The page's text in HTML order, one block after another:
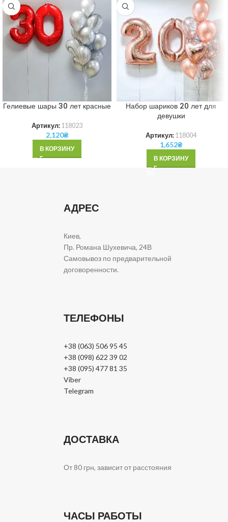
Гелиевые шары 30 лет красные
Артикул: 118023
2,120₴
В КОРЗИНУ
Набор шариков 20 лет для
девушки
Артикул: 118004
1,652₴
В КОРЗИНУ
АДРЕС
Киев,
Пр. Романа Шухевича, 24В
Самовывоз по предварительной
договоренности.
ТЕЛЕФОНЫ
+38 (063) 506 95 45
+38 (098) 622 39 02
+38 (095) 477 81 35
Viber
Telegram
ДОСТАВКА
От 80 грн, зависит от расстояния
ЧАСЫ РАБОТЫ